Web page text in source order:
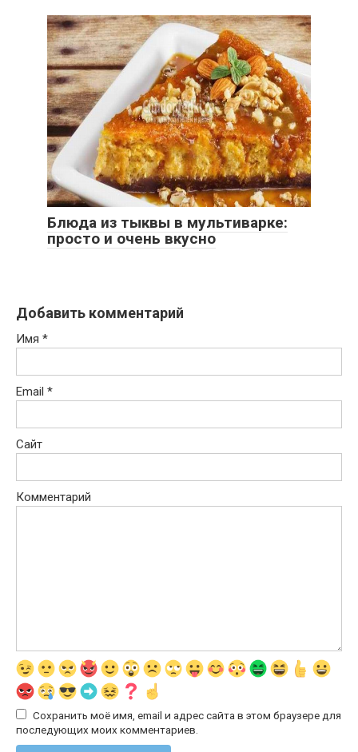
Блюда из тыквы в мультиварке:
просто и очень вкусно
Добавить комментарий
Имя *
Email *
Сайт
Комментарий
Сохранить моё имя, email и адрес сайта в этом браузере для
последующих моих комментариев.